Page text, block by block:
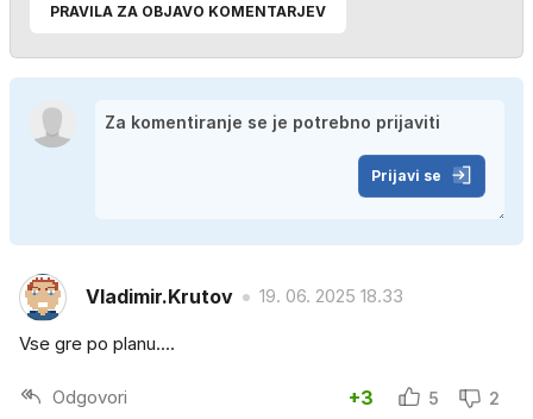
PRAVILA ZA OBJAVO KOMENTARJEV
Prijavi se
Vladimir.Krutov 19. 06. 2025 18.33
Vse gre po planu....
Odgovori +3 5 2